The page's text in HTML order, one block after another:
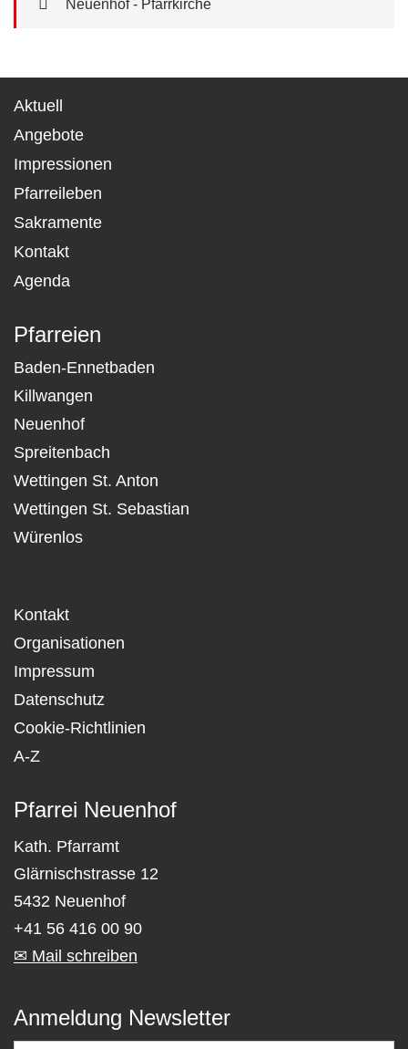
Neuenhof - Pfarrkirche
Aktuell
Angebote
Impressionen
Pfarreileben
Sakramente
Kontakt
Agenda
Pfarreien
Baden-Ennetbaden
Killwangen
Neuenhof
Spreitenbach
Wettingen St. Anton
Wettingen St. Sebastian
Würenlos
Kontakt
Organisationen
Impressum
Datenschutz
Cookie-Richtlinien
A-Z
Pfarrei Neuenhof
Kath. Pfarramt
Glärnischstrasse 12
5432 Neuenhof
+41 56 416 00 90
✉ Mail schreiben
Anmeldung Newsletter